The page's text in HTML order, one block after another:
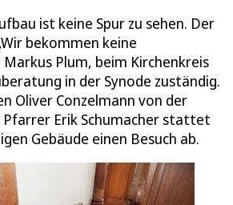
ist keine Spur zu sehen. Der
bekommen keine
Plum, beim Kirchenkreis
in der Synode zuständig.
Oliver Conzelmann von der
Pfarrer Erik Schumacher stattet
Gebäude einen Besuch ab.